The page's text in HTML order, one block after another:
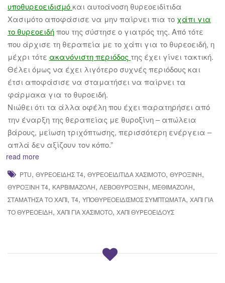
υποθυρεοειδισμό και αυτοάνοση θυρεοειδίτιδα
Χασιμότο αποφάσισε να μην παίρνει πια το χάπι για
το θυρεοειδήπου της σύστησε ο γιατρός της. Από τότε
που άρχισε τη θεραπεία με το χάπι για το θυρεοειδή, η
μέχρι τότε ακανόνιστη περιόδος της έχει γίνει τακτική.
Θέλει όμως να έχει λιγότερο συχνές περιόδους και
έτσι αποφάσισε να σταματήσει να παίρνει τα
φάρμακα για το θυροειδή.
Νιώθει ότι τα άλλα οφέλη που έχει παρατηρήσει από
την έναρξη της θεραπείας με θυροξίνη – απώλεια
βάρους, μείωση τριχόπτωσης, περισσότερη ενέργεια –
απλά δεν αξίζουν τον κόπο.”
read more
PTU, ΘΥΡΕΟΕΙΔΉΣ Τ4, ΘΥΡΕΟΕΙΔΊΤΙΔΑ ΧΑΣΙΜΟΤΟ, ΘΥΡΟΞΊΝΗ,
ΘΥΡΟΞΊΝΗ Τ4, ΚΑΡΒΙΜΑΖΌΛΗ, ΛΕΒΟΘΥΡΟΞΊΝΗ, ΜΕΘΙΜΑΖΌΛΗ,
ΣΤΑΜΑΤΗΣΑ ΤΟ ΧΆΠΙ, Τ4, ΥΠΟΘΥΡΕΟΕΙΔΙΣΜΌΣ ΣΥΜΠΤΏΜΑΤΑ, ΧΆΠΙ ΓΙΑ
ΤΟ ΘΥΡΕΟΕΙΔΉ, ΧΆΠΙ ΓΙΑ ΧΑΣΙΜΟΤΟ, ΧΆΠΙ ΘΥΡΕΟΕΙΔΟΎΣ